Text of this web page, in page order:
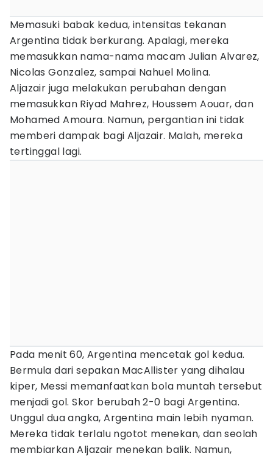
Memasuki babak kedua, intensitas tekanan
Argentina tidak berkurang. Apalagi, mereka
memasukkan nama-nama macam Julian Alvarez,
Nicolas Gonzalez, sampai Nahuel Molina.
Aljazair juga melakukan perubahan dengan
memasukkan Riyad Mahrez, Houssem Aouar, dan
Mohamed Amoura. Namun, pergantian ini tidak
memberi dampak bagi Aljazair. Malah, mereka
tertinggal lagi.
Pada menit 60, Argentina mencetak gol kedua.
Bermula dari sepakan MacAllister yang dihalau
kiper, Messi memanfaatkan bola muntah tersebut
menjadi gol. Skor berubah 2-0 bagi Argentina.
Unggul dua angka, Argentina main lebih nyaman.
Mereka tidak terlalu ngotot menekan, dan seolah
membiarkan Aljazair menekan balik. Namun,